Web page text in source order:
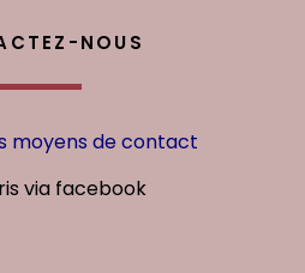
NOUS
moyens de contact
via facebook